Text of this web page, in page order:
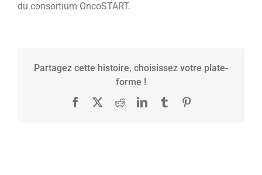
du consortium OncoSTART.
Partagez cette histoire, choisissez votre plate-
forme !
Facebook RedditLinkedInTumblr